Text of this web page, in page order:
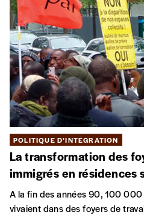
POLITIQUE D’INTÉGRATION
La transformation des
immigrés en résidences
A la fin des années 90, 100 000
vivaient dans des foyers de